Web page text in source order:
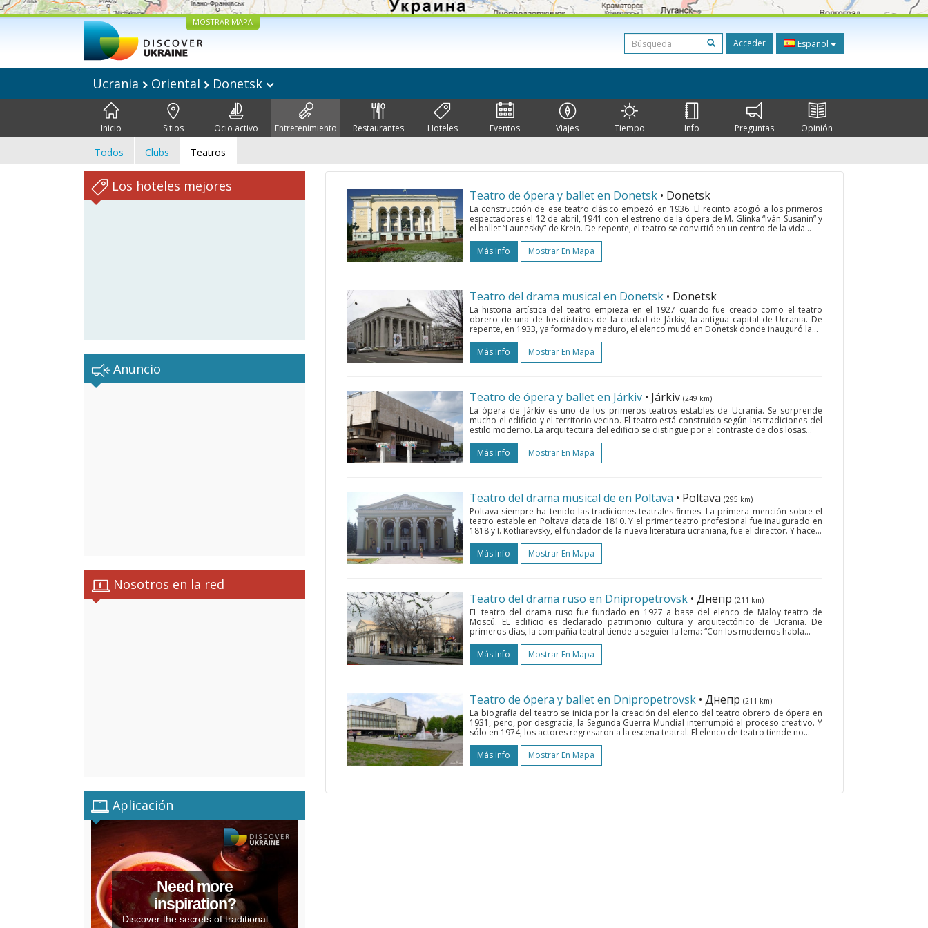
MOSTRAR MAPA
Acceder Español
Ucrania Oriental Donetsk
Inicio Sitios Ocio activo Entretenimiento Restaurantes Hoteles Eventos Viajes Tiempo Info Preguntas Opinión
Todos Clubs Teatros
Los hoteles mejores
Anuncio
Nosotros en la red
Aplicación
Need more
inspiration?
Discover the secrets of traditional
Teatro de ópera y ballet en Donetsk • Donetsk
La construcción de ese teatro clásico empezó en 1936. El recinto acogió a los primeros
espectadores el 12 de abril, 1941 con el estreno de la ópera de M. Glinka “Iván Susanin” y
el ballet “Launeskiy” de Krein. De repente, el teatro se convirtió en un centro de la vida...
Más Info
Mostrar En Mapa
Teatro del drama musical en Donetsk • Donetsk
La historia artística del teatro empieza en el 1927 cuando fue creado como el teatro
obrero de una de los distritos de la ciudad de Járkiv, la antigua capital de Ucrania. De
repente, en 1933, ya formado y maduro, el elenco mudó en Donetsk donde inauguró la...
Más Info
Mostrar En Mapa
Teatro de ópera y ballet en Járkiv • Járkiv (249 km)
La ópera de Járkiv es uno de los primeros teatros estables de Ucrania. Se sorprende
mucho el edificio y el territorio vecino. El teatro está construido según las tradiciones del
estilo moderno. La arquitectura del edificio se distingue por el contraste de dos losas...
Más Info
Mostrar En Mapa
Teatro del drama musical de en Poltava • Poltava (295 km)
Poltava siempre ha tenido las tradiciones teatrales firmes. La primera mención sobre el
teatro estable en Poltava data de 1810. Y el primer teatro profesional fue inaugurado en
1818 y I. Kotliarevsky, el fundador de la nueva literatura ucraniana, fue el director. Y hace...
Más Info
Mostrar En Mapa
Teatro del drama ruso en Dnipropetrovsk • Днепр (211 km)
EL teatro del drama ruso fue fundado en 1927 a base del elenco de Maloy teatro de
Moscú. EL edificio es declarado patrimonio cultura y arquitectónico de Ucrania. De
primeros días, la compañía teatral tiende a seguier la lema: “Con los modernos habla...
Más Info
Mostrar En Mapa
Teatro de ópera y ballet en Dnipropetrovsk • Днепр (211 km)
La biografía del teatro se inicia por la creación del elenco del teatro obrero de ópera en
1931, pero, por desgracia, la Segunda Guerra Mundial interrumpió el proceso creativo. Y
sólo en 1974, los actores regresaron a la escena teatral. El elenco de teatro tiende no...
Más Info
Mostrar En Mapa